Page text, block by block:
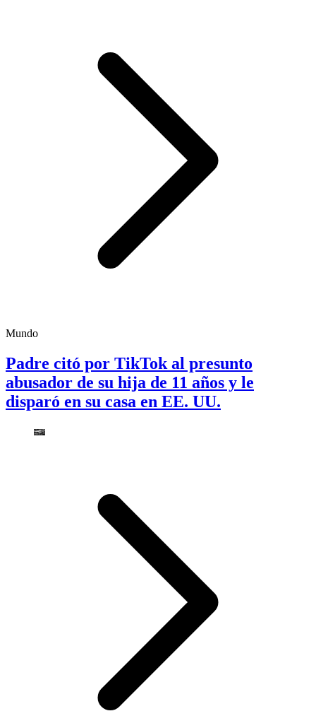
Mundo
Padre citó por TikTok al presunto
abusador de su hija de 11 años y le
disparó en su casa en EE. UU.